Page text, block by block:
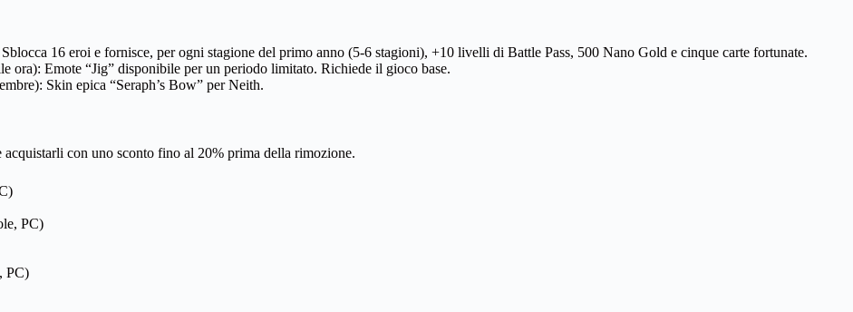
16 eroi e fornisce, per ogni stagione del primo anno (5-6 stagioni), +10 livelli di Battle Pass, 500 Nano Gold e cinque carte fortunate.
ora): Emote “Jig” disponibile per un periodo limitato. Richiede il gioco base.
Skin epica “Seraph’s Bow” per Neith.
con uno sconto fino al 20% prima della rimozione.
PC)
PC)